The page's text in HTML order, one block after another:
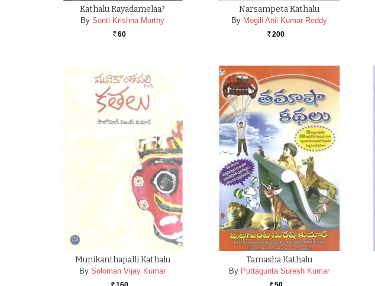
Kathalu Rayadamelaa?
By Sonti Krishna Murthy
Rs. 60
Narsampeta Kathalu
By Mogili Anil Kumar Reddy
Rs. 200
Munikanthapalli Kathalu
By Soloman Vijay Kumar
Tamasha Kathalu
By Puttagunta Suresh Kumar